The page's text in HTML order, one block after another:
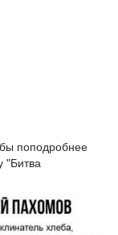
поподробнее
"Битва